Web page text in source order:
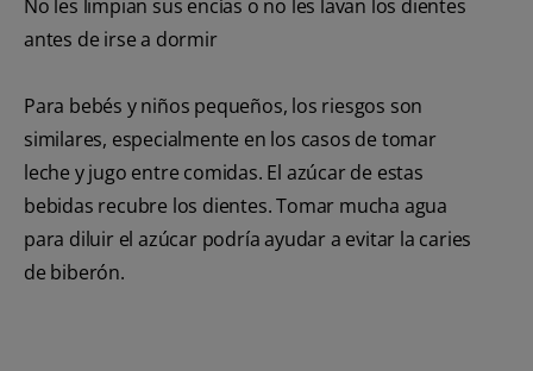
No les limpian sus encías o no les lavan los dientes
antes de irse a dormir
Para bebés y niños pequeños, los riesgos son
similares, especialmente en los casos de tomar
leche y jugo entre comidas. El azúcar de estas
bebidas recubre los dientes. Tomar mucha agua
para diluir el azúcar podría ayudar a evitar la caries
de biberón.